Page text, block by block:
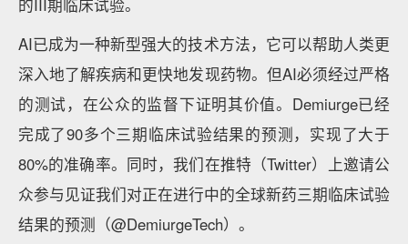
的III期临床试验。
AI已成为一种新型强大的技术方法，它可以帮助人类更
深入地了解疾病和更快地发现药物。但AI必须经过严格
的测试，在公众的监督下证明其价值。Demiurge已经
完成了90多个三期临床试验结果的预测，实现了大于
80%的准确率。同时，我们在推特（Twitter）上邀请公
众参与见证我们对正在进行中的全球新药三期临床试验
结果的预测（@DemiurgeTech）。